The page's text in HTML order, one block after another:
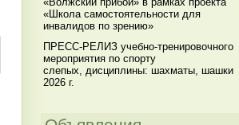
«Школа самостоятельности для
инвалидов по зрению»
ПРЕСС-РЕЛИЗ учебно-тренировочного
мероприятия по спорту
слепых, дисциплины: шахматы, шашки
2026 г.